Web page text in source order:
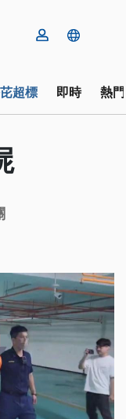
超標 即時 熱